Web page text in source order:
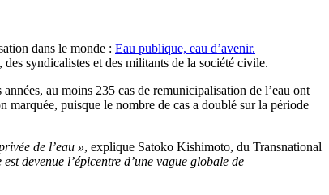
dans le monde : Eau publique, eau d’avenir.
syndicalistes et des militants de la société civile.
au moins 235 cas de remunicipalisation de l’eau ont
puisque le nombre de cas a doublé sur la période
de l’eau », explique Satoko Kishimoto, du Transnational
devenue l’épicentre d’une vague globale de